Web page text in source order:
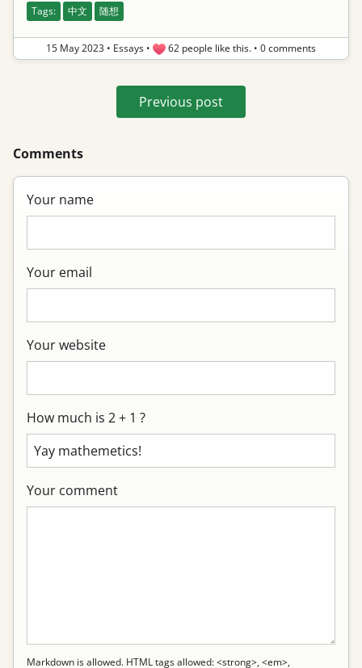
Tags: 中文 随想
15 May 2023 • Essays • 62 people like this. • 0 comments
Previous post
Comments
Your name
Your email
Your website
How much is 2 + 1 ?
Your comment
Markdown is allowed. HTML tags allowed: <strong>, <em>,